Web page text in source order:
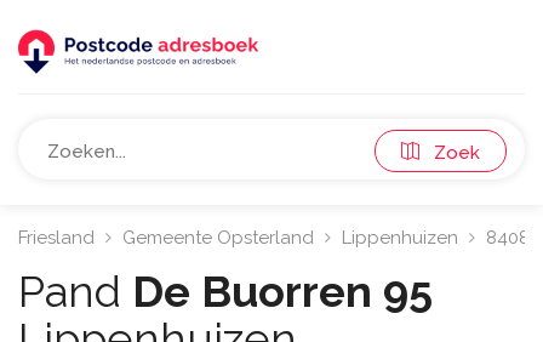
Zoek
Friesland Gemeente Opsterland Lippenhuizen 8408
Pand De Buorren 95